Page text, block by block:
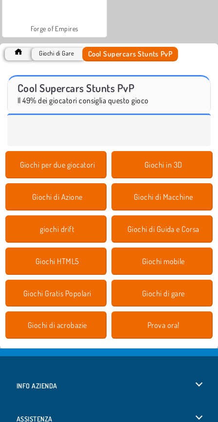
Forge of Empires
Giochi di Gare Cool Supercars Stunts PvP
Cool Supercars Stunts PvP
Il 49% dei giocatori consiglia questo gioco
Giochi per due giocatori Giochi in 3D
Giochi di Azione Giochi di Macchine
giochi drift Giochi di Guida e Corsa
Giochi HTML5 Giochi mobile
Giochi Gratis Popolari Giochi di gare
Giochi di acrobazie Prova ora!
INFO AZIENDA
ASSISTENZA